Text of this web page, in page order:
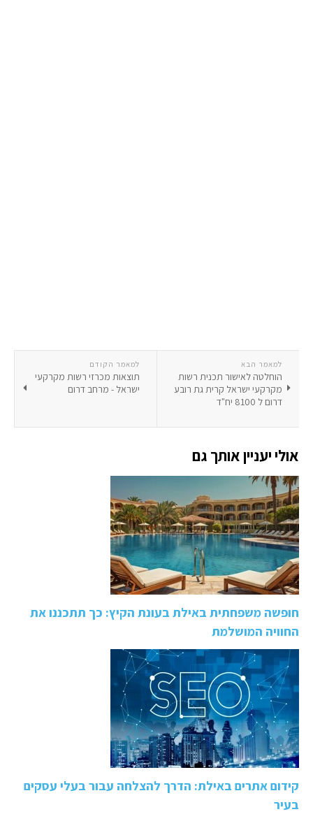
למאמר הקודם
תוצאות מכרזי רשות מקרקעי
ישראל - מרחב דרום
למאמר הבא
הוחלטה לאישור תכנית רשות
מקרקעי ישראל קרית גת רובע
דרום ל 8100 יח"ד
אולי יעניין אותך גם
חופשה משפחתית באילת בעונת הקיץ: כך תתכננו את
החוויה המושלמת
קידום אתרים באילת: הדרך להצלחה עבור בעלי עסקים
בעיר